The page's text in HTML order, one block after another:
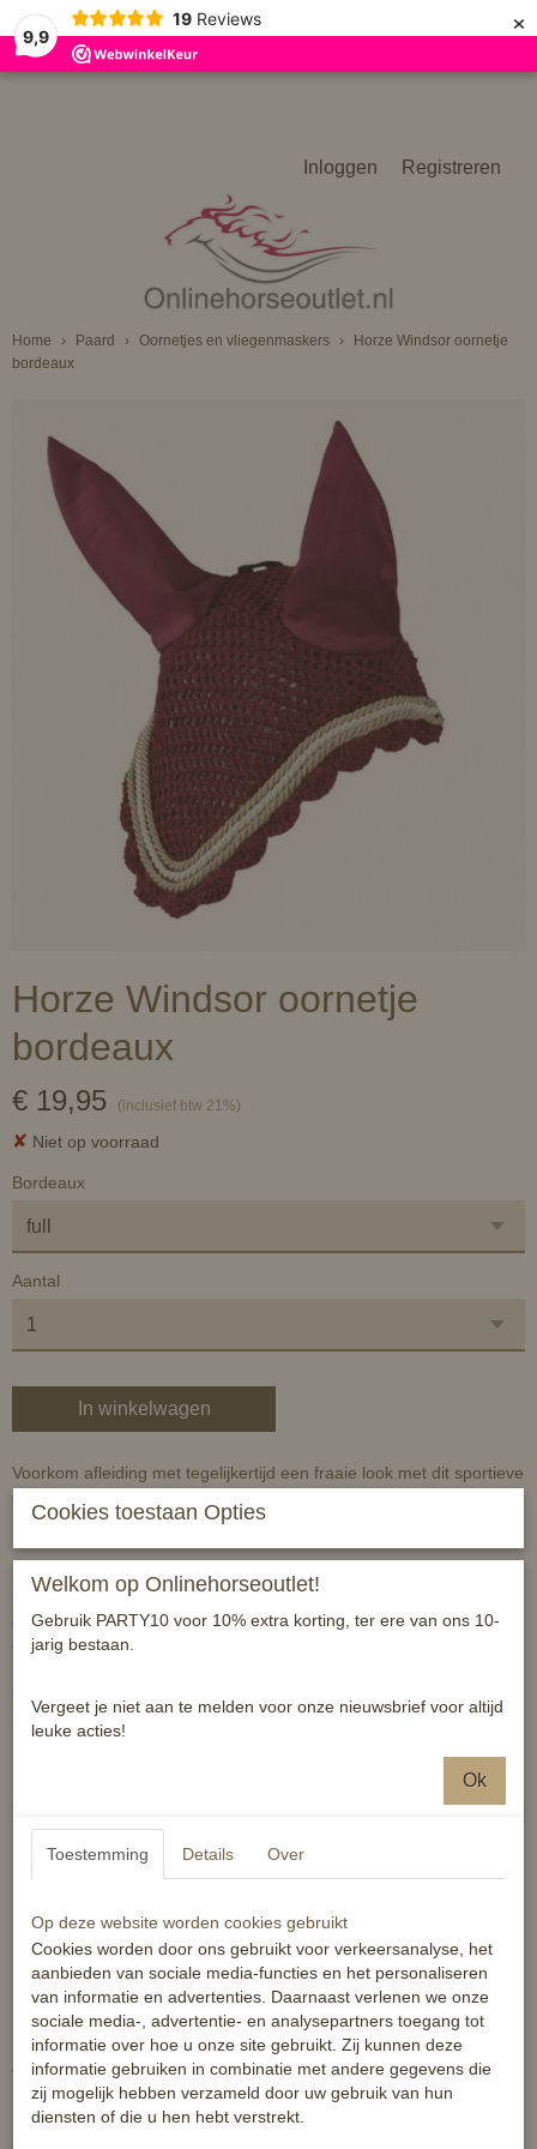
9,9
19 Reviews ×
Inloggen Registreren
Home › Paard › Oornetjes en vliegenmaskers ›
Horze Windsor oornetje
bordeaux
Horze Windsor oornetje
bordeaux
€ 19,95 (inclusief btw 21%)
✘ Niet op voorraad
Bordeaux
Aantal
In winkelwagen
Voorkom afleiding met tegelijkertijd een fraaie look met dit sportieve
oornetje.
Bescherm het hoofd van je paard met dit oornetje om te matchen
met de andere artikelen van de Windsor collectie. Dit sportieve
oornetje ziet er strak uit, en is zeer functioneel. Beperk
omgevingslawaai en afleidingen tot een minimum met dit elegante,
ademend gaas om lawaai te dempen en insecten af te schrikken.
Dit oornetje past gemakkelijk onder het hoofdstel.
Eigenschappen:
Gehaakt katoen met stretch gaas oren
Sportieve drievoudig afgezette rand
Perfect om omgevingslawaai en last van insecten te beperken
Technische omschrijving:
Cookies toestaan Opties
Welkom op Onlinehorseoutlet!
Gebruik PARTY10 voor 10% extra korting, ter ere van ons 10-
jarig bestaan.
Vergeet je niet aan te melden voor onze nieuwsbrief voor altijd
leuke acties!
Ok
Toestemming Details Over
Op deze website worden cookies gebruikt
Cookies worden door ons gebruikt voor verkeersanalyse, het
aanbieden van sociale media-functies en het personaliseren
van informatie en advertenties. Daarnaast verlenen we onze
sociale media-, advertentie- en analysepartners toegang tot
informatie over hoe u onze site gebruikt. Zij kunnen deze
informatie gebruiken in combinatie met andere gegevens die
zij mogelijk hebben verzameld door uw gebruik van hun
diensten of die u hen hebt verstrekt.